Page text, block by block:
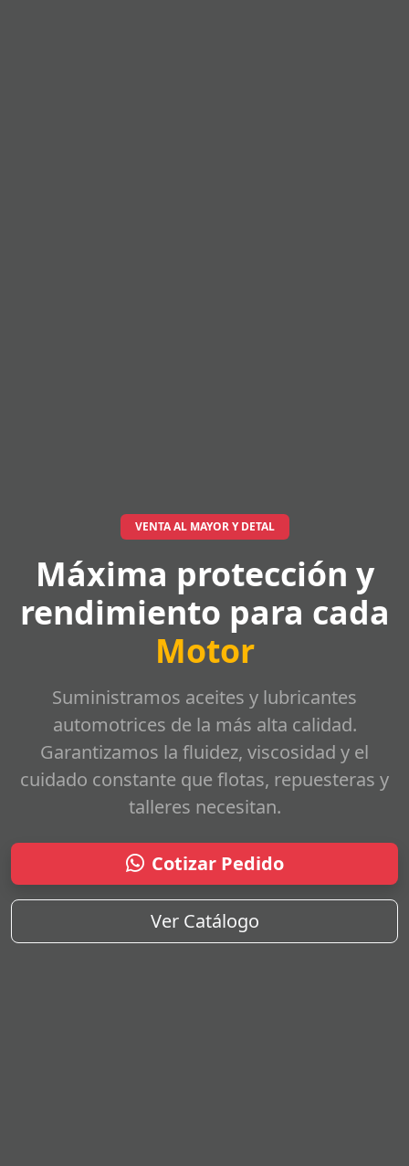
VENTA AL MAYOR Y DETAL
Máxima protección y
rendimiento para cada
Motor
Suministramos aceites y lubricantes
automotrices de la más alta calidad.
Garantizamos la fluidez, viscosidad y el
cuidado constante que flotas, repuesteras y
talleres necesitan.
Cotizar Pedido
Ver Catálogo